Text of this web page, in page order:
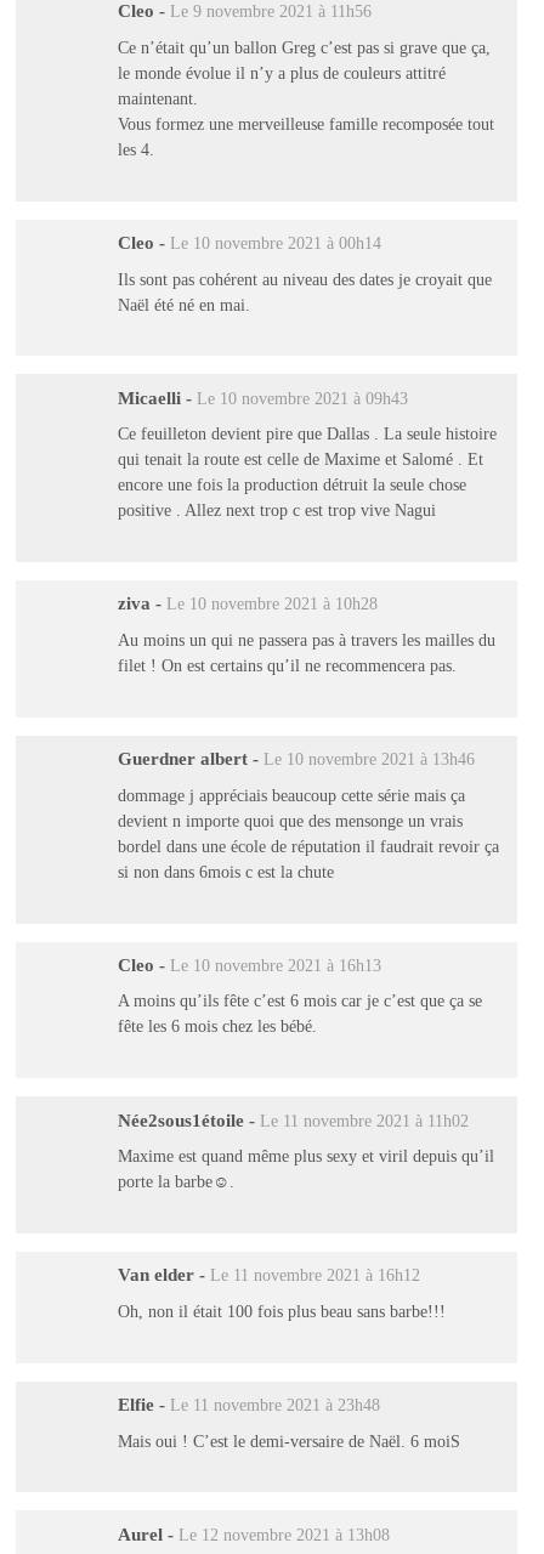
Cleo - Le 9 novembre 2021 à 11h56
Ce n’était qu’un ballon Greg c’est pas si grave que ça,
le monde évolue il n’y a plus de couleurs attitré
maintenant.
Vous formez une merveilleuse famille recomposée tout
les 4.
Cleo - Le 10 novembre 2021 à 00h14
Ils sont pas cohérent au niveau des dates je croyait que
Naël été né en mai.
Micaelli - Le 10 novembre 2021 à 09h43
Ce feuilleton devient pire que Dallas . La seule histoire
qui tenait la route est celle de Maxime et Salomé . Et
encore une fois la production détruit la seule chose
positive . Allez next trop c est trop vive Nagui
ziva - Le 10 novembre 2021 à 10h28
Au moins un qui ne passera pas à travers les mailles du
filet ! On est certains qu’il ne recommencera pas.
Guerdner albert - Le 10 novembre 2021 à 13h46
dommage j appréciais beaucoup cette série mais ça
devient n importe quoi que des mensonge un vrais
bordel dans une école de réputation il faudrait revoir ça
si non dans 6mois c est la chute
Cleo - Le 10 novembre 2021 à 16h13
A moins qu’ils fête c’est 6 mois car je c’est que ça se
fête les 6 mois chez les bébé.
Née2sous1étoile - Le 11 novembre 2021 à 11h02
Maxime est quand même plus sexy et viril depuis qu’il
porte la barbe☺.
Van elder - Le 11 novembre 2021 à 16h12
Oh, non il était 100 fois plus beau sans barbe!!!
Elfie - Le 11 novembre 2021 à 23h48
Mais oui ! C’est le demi-versaire de Naël. 6 moiS
Aurel - Le 12 novembre 2021 à 13h08